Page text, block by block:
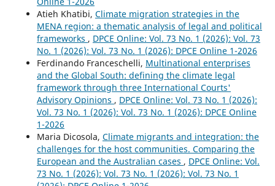
Atieh Khatibi, Climate migration strategies in the
MENA region: a thematic analysis of legal and political
frameworks , DPCE Online: Vol. 73 No. 1 (2026): Vol. 73
No. 1 (2026): Vol. 73 No. 1 (2026): DPCE Online 1-2026
Ferdinando Franceschelli, Multinational enterprises
and the Global South: defining the climate legal
framework through three International Courts'
Advisory Opinions , DPCE Online: Vol. 73 No. 1 (2026):
Vol. 73 No. 1 (2026): Vol. 73 No. 1 (2026): DPCE Online
1-2026
Maria Dicosola, Climate migrants and integration: the
challenges for the host communities. Comparing the
European and the Australian cases , DPCE Online: Vol.
73 No. 1 (2026): Vol. 73 No. 1 (2026): Vol. 73 No. 1